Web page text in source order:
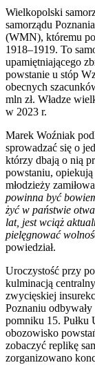
Wielkopolski
samorządu
(WMN), któremu
1918–1919. To
upamiętniającego
powstanie u stóp
obecnych
mln zł. Władze
w 2023 r.
Marek Woźniak
sprowadzać się o
którzy dbają o nią
powstaniu,
młodzieży
powinna być
żyć w państwie
lat, jest wciąż
pielęgnować
powiedział.
Uroczystość przy
kulminacją
zwycięskiej
Poznaniu
pomniku 15. Pułku
obozowisko
zobaczyć replikę
zorganizowano